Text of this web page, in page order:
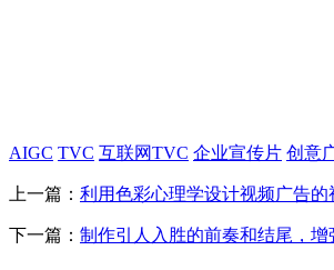
AIGC TVC 互联网TVC 企业宣传片 创意
上一篇： 利用色彩心理学设计视频广告的
下一篇： 制作引人入胜的前奏和结尾，增